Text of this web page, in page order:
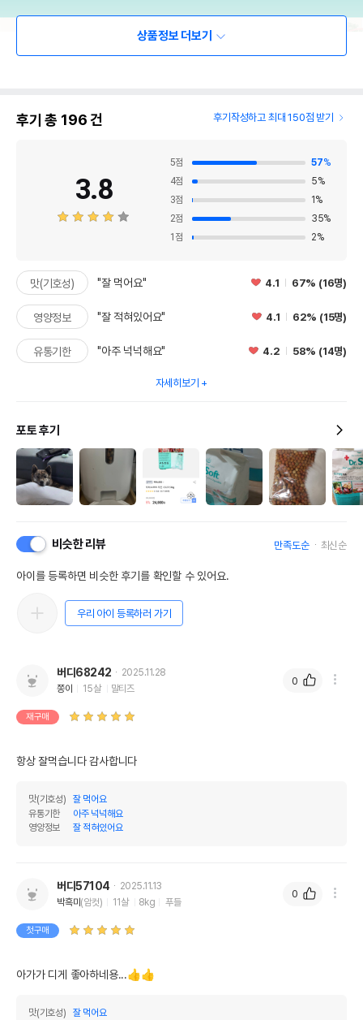
상품정보 더보기
후기 총 196건 후기작성하고 최대 150점 받기
3.8
5점 57%
4점 5%
3점 1 %
2점 35%
1 점 2%
맛(기호성) "잘 먹어요" 4.1 67% (16명)
영양정보 "잘 적혀있어요" 4.1 62% (15명)
유통기한 "아주 넉넉해요" 4.2 58% (14명)
자세히보기
포토 후기
비슷한 리뷰 만족도순 최신순
아이를 등록하면 비슷한 후기를 확인할 수 있어요.
우리 아이 등록하러 가기
버디68242
2025.11.28
쫑이
15살 말티즈
재구매
항상 잘먹습니다 감사합니다
맛(기호성)
잘 먹어요
유통기한
아주 넉넉해요
영양정보
잘 적혀있어요
0
버디57104
2025.11.13
박흑미 (암컷) 11살 8kg 푸들
첫구매
아가가 디게 좋아하네용...👍👍
맛(기호성)
잘 먹어요
0